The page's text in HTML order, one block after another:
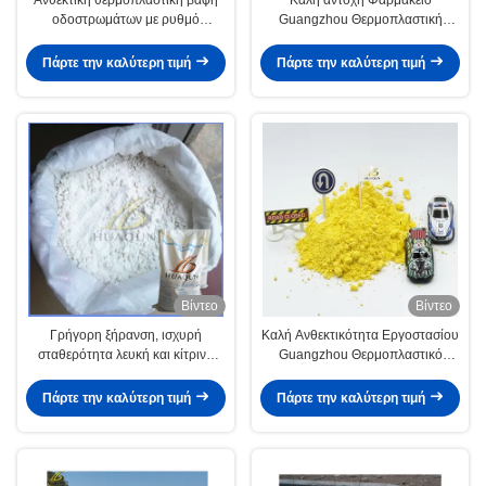
οδοστρωμάτων με ρυθμό
διάρκεια ζωής 12 μηνών σε
Πάρτε την καλύτερη τιμή
Guangzhou Θερμοπλαστική
Πάρτε την καλύτερη τιμή
Βίντεο
Γρήγορη ξήρανση, ισχυρή
σταθερότητα λευκή και κίτρινη
θερμής τήξης σκόνη
θερμοπλαστικής οδικής σήμανσης
δρόμο σήμανση
Πάρτε την καλύτερη τιμή
Βίντεο
Καλή Ανθεκτικότητα Εργοστασίου
Guangzhou Θερμοπλαστικό
Σήμανση Οδών
Πάρτε την καλύτερη τιμή